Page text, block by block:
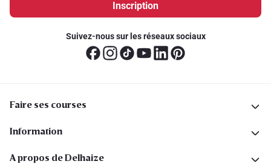
Inscription
Suivez-nous sur les réseaux sociaux
Faire ses courses
Information
A propos de Delhaize